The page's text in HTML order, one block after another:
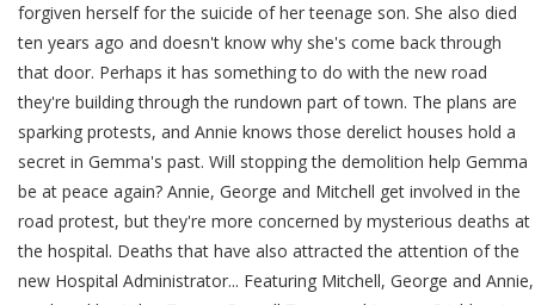
forgiven herself for the suicide of her teenage son. She also died
ten years ago and doesn't know why she's come back through
that door. Perhaps it has something to do with the new road
they're building through the rundown part of town. The plans are
sparking protests, and Annie knows those derelict houses hold a
secret in Gemma's past. Will stopping the demolition help Gemma
be at peace again? Annie, George and Mitchell get involved in the
road protest, but they're more concerned by mysterious deaths at
the hospital. Deaths that have also attracted the attention of the
new Hospital Administrator... Featuring Mitchell, George and Annie,